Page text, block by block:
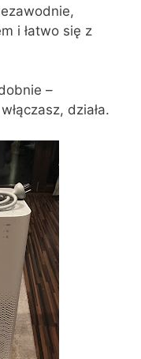
i łatwo się z
–
działa.